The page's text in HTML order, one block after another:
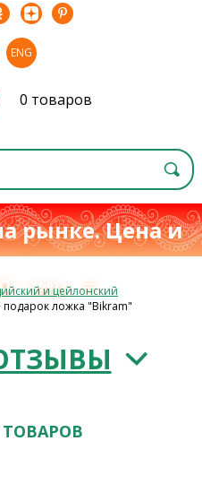
ENG
0 товаров
рынке. Цена и
с 1993 г.≡
и цейлонский
ложка "Bikram"